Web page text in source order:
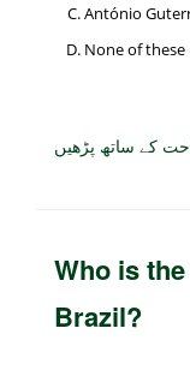
António
None of these
کے ساتھ پڑھیں
Who is
Brazil?